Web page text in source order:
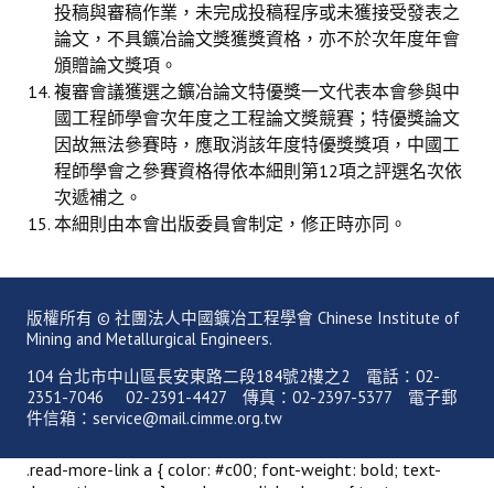
鑛冶期刊獲行政院頒發雜誌金鼎獎
歷年詹天佑論文獎與中工會論文得獎人
學會出版品
鑛冶期刊 (需登入會員)
鑛冶期刊徵稿
專題討論會論文集
鑽禧紀念冊
礦冶工程名詞與礦冶辭典
投稿與審稿作業，未完成投稿程序或未獲接受發表之
論文，不具鑛冶論文獎獲獎資格，亦不於次年度年會
頒贈論文獎項。
複審會議獲選之鑛冶論文特優獎一文代表本會參與中
國工程師學會次年度之工程論文獎競賽；特優獎論文
因故無法參賽時，應取消該年度特優獎獎項，中國工
程師學會之參賽資格得依本細則第12項之評選名次依
次遞補之。
本細則由本會出版委員會制定，修正時亦同。
版權所有 © 社團法人中國鑛冶工程學會 Chinese Institute of
Mining and Metallurgical Engineers.
104 台北市中山區長安東路二段184號2樓之2 電話：02-
2351-7046 02-2391-4427 傳真：02-2397-5377 電子郵
件信箱：service@mail.cimme.org.tw
.read-more-link a { color: #c00; font-weight: bold; text-